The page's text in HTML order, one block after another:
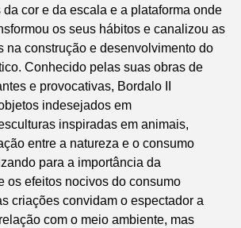
cor e da escala e a plataforma onde
os seus hábitos e canalizou as
na construção e desenvolvimento do
Conhecido pelas suas obras de
e provocativas, Bordalo II
indesejados em
inspiradas em animais,
entre a natureza e o consumo
para a importância da
os efeitos nocivos do consumo
criações convidam o espectador a
com o meio ambiente, mas